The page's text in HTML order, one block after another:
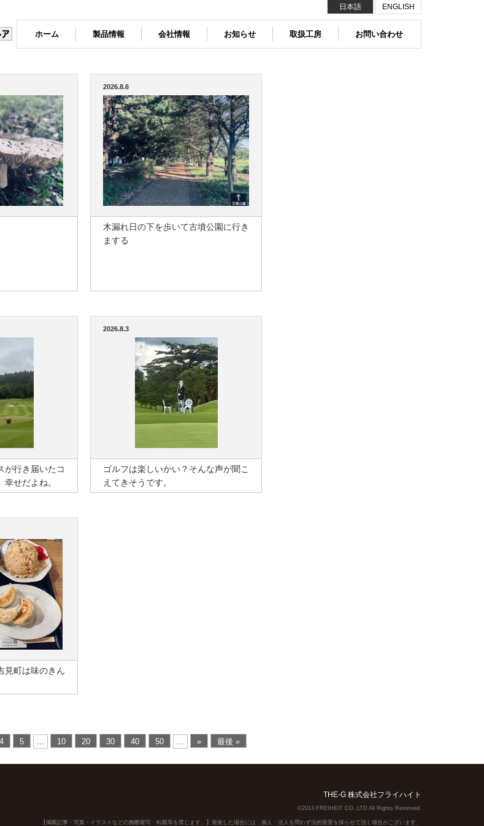
ホーム 製品情報 会社情報 お知らせ 取扱工房 お問い合わせ
日本語 ENGLISH
2026.8.6
木漏れ日の下を歩いて古墳公園に行き
まする
が行き届いたコ
せだよね。
2026.8.3
ゴルフは楽しいかい？そんな声が聞こ
えてきそうです。
見町は味のきん
4 5 ... 10 20 30 40 50 ... » 最後 »
THE-G 株式会社フライハイト
©2013 FREIHEIT CO.,LTD All Rights Reserved.
【掲載記事・写真・イラストなどの無断複写・転載等を禁じます。】発覚した場合には，個人・法人を問わず法的措置を採らせて頂く場合がございます。